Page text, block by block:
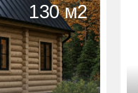
130 м2